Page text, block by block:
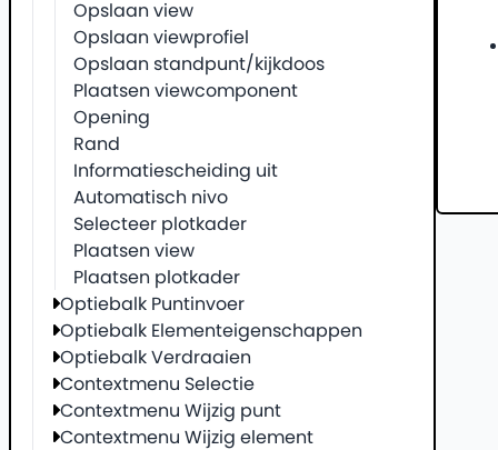
Opslaan view
Opslaan viewprofiel
Opslaan standpunt/kijkdoos
Plaatsen viewcomponent
Opening
Rand
Informatiescheiding uit
Automatisch nivo
Selecteer plotkader
Plaatsen view
Plaatsen plotkader
Optiebalk Puntinvoer
Optiebalk Elementeigenschappen
Optiebalk Verdraaien
Contextmenu Selectie
Contextmenu Wijzig punt
Contextmenu Wijzig element